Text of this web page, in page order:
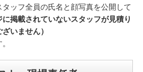
ッフ全員の氏名と顔写真を公開して
に掲載されていないスタッフが見積り
いません）